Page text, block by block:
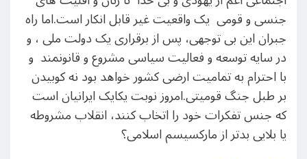
جنسی و قومی یک واقعیت غیر قابل انکار است.اما راه
جبران این بی توجهی، پس از برقراری یک دولت ملی ، و
در سایه توسعه و فعالیت سیاسی مشروع و قانونمند و
با احترام به تمامیت ارضی کشور خواهد بود نه کوبیدن
بر طبل جنگ قومیتی.امروز نوبت یکایک ایرانیان است
که جنس تفکرات خود را اتخاب کنند، انقلاب مشروطه
یا بلایی بدتر از مارکسیسم اسلامی؟